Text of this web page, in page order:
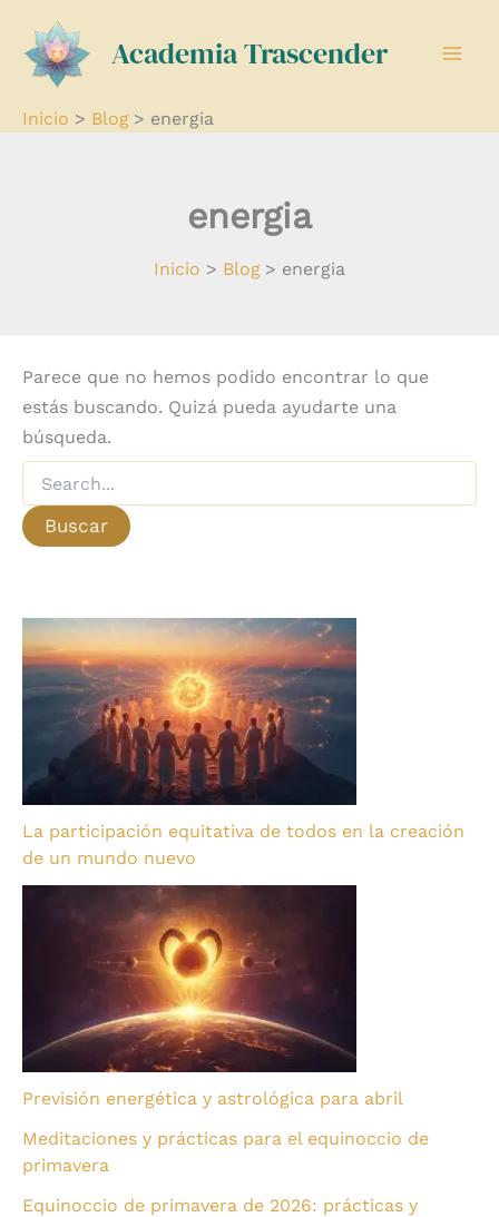
contenido
Academia Trascender
Inicio Blog energia
energia
Inicio Blog energia
Parece que no hemos podido encontrar lo que
estás buscando. Quizá pueda ayudarte una
búsqueda.
por:
La participación equitativa de todos en la creación
de un mundo nuevo
Previsión energética y astrológica para abril
Meditaciones y prácticas para el equinoccio de
primavera
Equinoccio de primavera de 2026: prácticas y